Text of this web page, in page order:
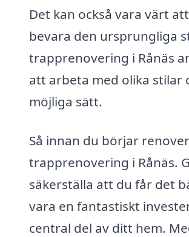
Det kan också vara värt
bevara den ursprungliga
trapprenovering i Rånäs
att arbeta med olika stilar
möjliga sätt.
Så innan du börjar
trapprenovering i Rånäs.
säkerställa att du får det
vara en fantastiskt
central del av ditt hem.